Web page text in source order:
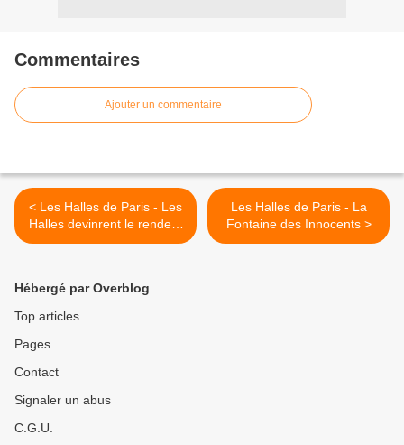
Commentaires
Ajouter un commentaire
< Les Halles de Paris - Les
Halles devinrent le rendez-
vous de tous les marchands
Les Halles de Paris - La
Fontaine des Innocents >
Hébergé par Overblog
Top articles
Pages
Contact
Signaler un abus
C.G.U.